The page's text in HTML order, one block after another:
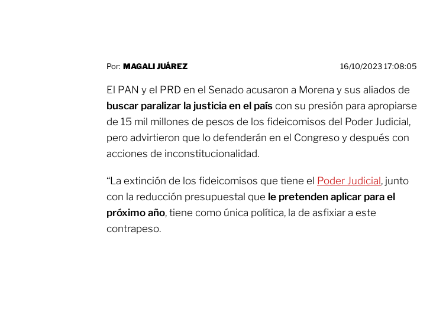
Por: MAGALI JUÁREZ 16/10/2023 17:08:05
El PAN y el PRD en el Senado acusaron a Morena y sus aliados de
buscar paralizar la justicia en el país con su presión para apropiarse
de 15 mil millones de pesos de los fideicomisos del Poder Judicial,
pero advirtieron que lo defenderán en el Congreso y después con
acciones de inconstitucionalidad.
“La extinción de los fideicomisos que tiene el Poder Judicial, junto
con la reducción presupuestal que le pretenden aplicar para el
próximo año, tiene como única política, la de asfixiar a este
contrapeso.